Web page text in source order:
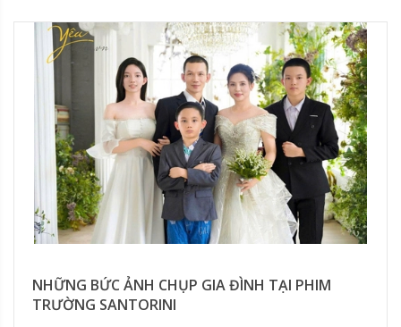
NHỮNG BỨC ẢNH CHỤP GIA ĐÌNH TẠI PHIM
TRƯỜNG SANTORINI